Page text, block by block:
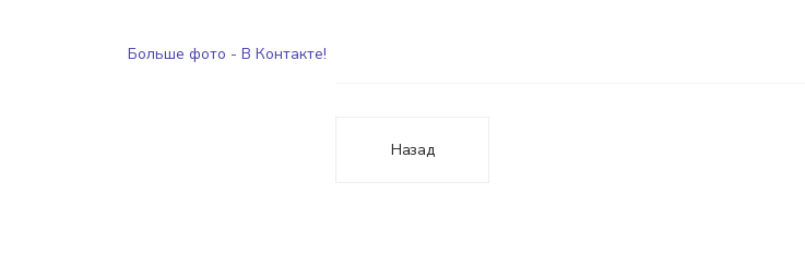
Больше фото - В Контакте!
Назад